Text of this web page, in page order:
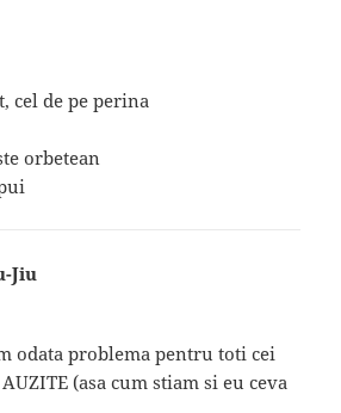
cel de pe perina
orbetean
Jiu
odata problema pentru toti cei
(asa cum stiam si eu ceva